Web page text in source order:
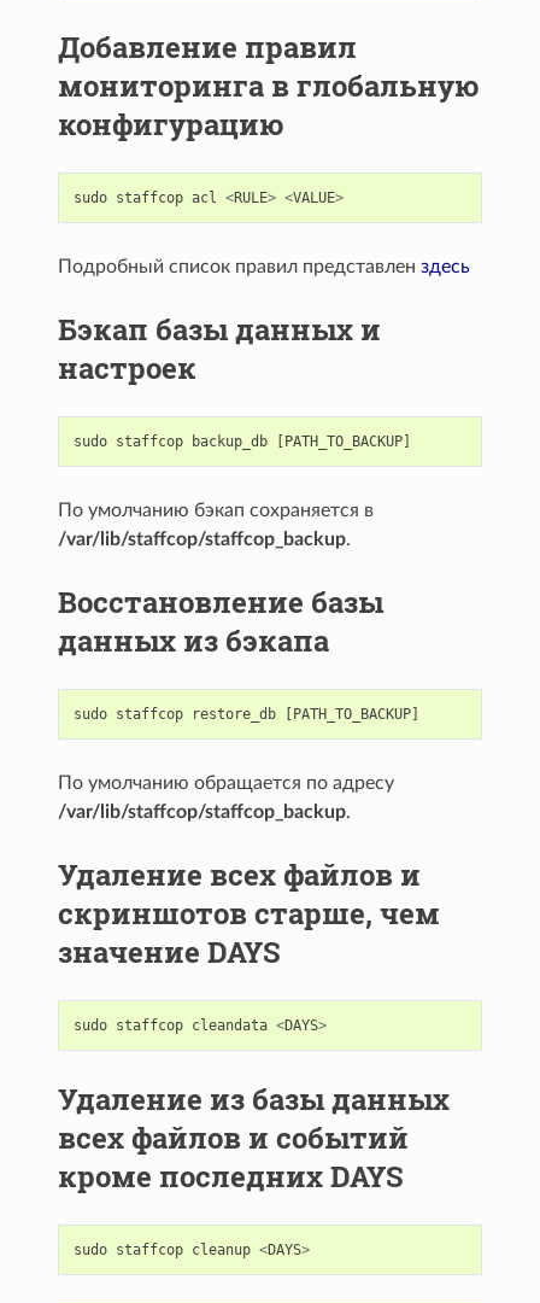
Добавление правил
мониторинга в глобальную
конфигурацию
sudo staffcop acl <RULE> <VALUE>
Подробный список правил представленздесь
Бэкап базы данных и
настроек
sudo staffcop backup_db [PATH_TO_BACKUP]
По умолчанию бэкап сохраняется в
/var/lib/staffcop/staffcop_backup.
Восстановление базы
данных из бэкапа
sudo staffcop restore_db [PATH_TO_BACKUP]
По умолчанию обращается по адресу
/var/lib/staffcop/staffcop_backup.
Удаление всех файлов и
скриншотов старше, чем
значение DAYS
sudo staffcop cleandata <DAYS>
Удаление из базы данных
всех файлов и событий
кроме последних DAYS
sudo staffcop cleanup <DAYS>